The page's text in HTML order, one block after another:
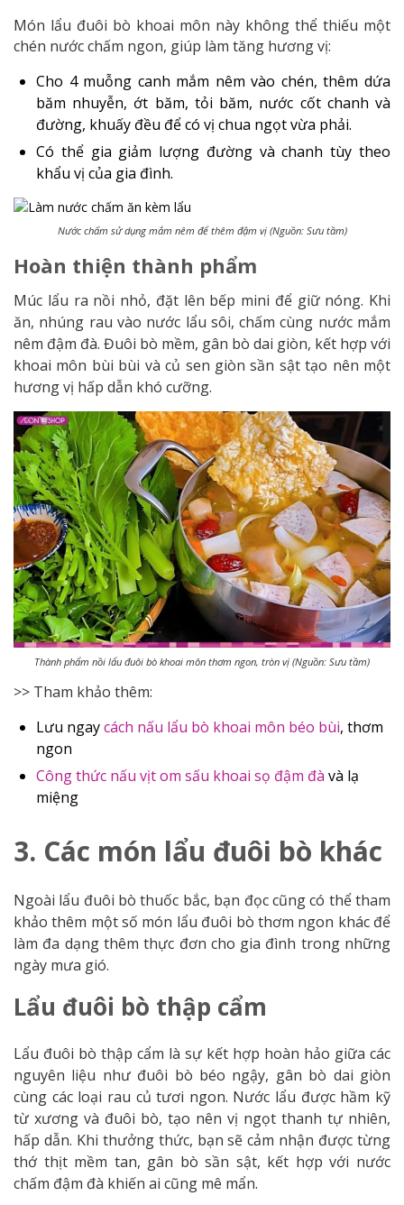
Món lẩu đuôi bò khoai môn này không thể thiếu một
chén nước chấm ngon, giúp làm tăng hương vị:
Cho 4 muỗng canh mắm nêm vào chén, thêm dứa
băm nhuyễn, ớt băm, tỏi băm, nước cốt chanh và
đường, khuấy đều để có vị chua ngọt vừa phải.
Có thể gia giảm lượng đường và chanh tùy theo
khẩu vị của gia đình.
Nước chấm sử dụng mắm nêm để thêm đậm vị (Nguồn: Sưu tầm)
Hoàn thiện thành phẩm
Múc lẩu ra nồi nhỏ, đặt lên bếp mini để giữ nóng. Khi
ăn, nhúng rau vào nước lẩu sôi, chấm cùng nước mắm
nêm đậm đà. Đuôi bò mềm, gân bò dai giòn, kết hợp với
khoai môn bùi bùi và củ sen giòn sần sật tạo nên một
hương vị hấp dẫn khó cưỡng.
Thành phẩm nồi lẩu đuôi bò khoai môn thơm ngon, tròn vị (Nguồn: Sưu tầm)
>> Tham khảo thêm:
Lưu ngaycách nấu lẩu bò khoai môn béo bùi, thơm
ngon
Công thức nấu vịt om sấu khoai sọ đậm đà và lạ
miệng
3. Các món lẩu đuôi bò khác
Ngoài lẩu đuôi bò thuốc bắc, bạn đọc cũng có thể tham
khảo thêm một số món lẩu đuôi bò thơm ngon khác để
làm đa dạng thêm thực đơn cho gia đình trong những
ngày mưa gió.
Lẩu đuôi bò thập cẩm
Lẩu đuôi bò thập cẩm là sự kết hợp hoàn hảo giữa các
nguyên liệu như đuôi bò béo ngậy, gân bò dai giòn
cùng các loại rau củ tươi ngon. Nước lẩu được hầm kỹ
từ xương và đuôi bò, tạo nên vị ngọt thanh tự nhiên,
hấp dẫn. Khi thưởng thức, bạn sẽ cảm nhận được từng
thớ thịt mềm tan, gân bò sần sật, kết hợp với nước
chấm đậm đà khiến ai cũng mê mẩn.